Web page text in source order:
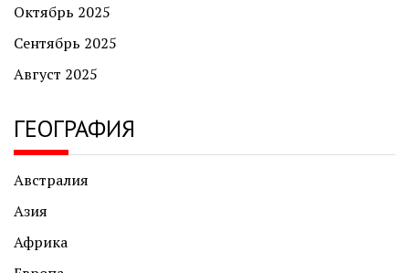
Октябрь 2025
Сентябрь 2025
Август 2025
ГЕОГРАФИЯ
Австралия
Азия
Африка